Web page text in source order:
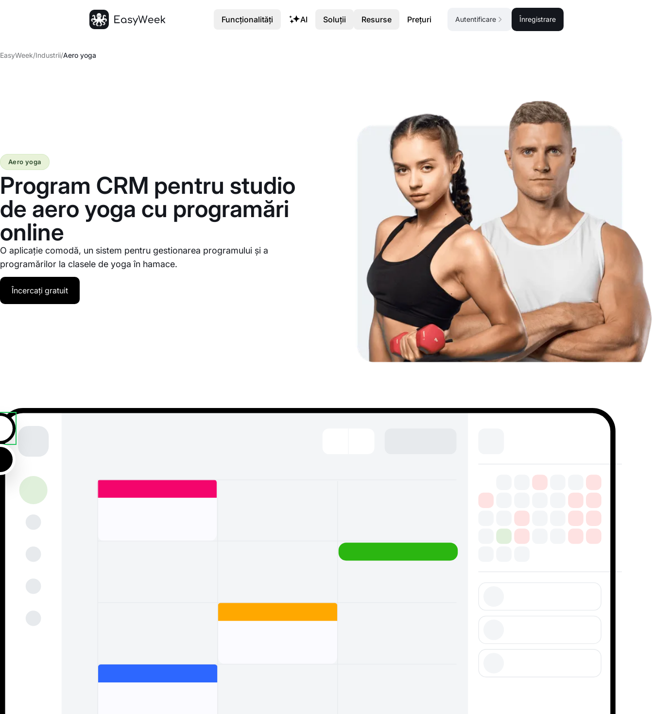
EasyWeek/Industrii/Aero yoga
Program CRM pentru studio
de aero yoga cu programări
online
O aplicație comodă, un sistem pentru gestionarea programului și a
programărilor la clasele de yoga în hamace.
Aero yoga
Încercați gratuit
Funcționalități AI Soluții Resurse Prețuri Autentificare Înregistrare